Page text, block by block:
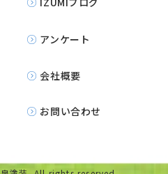
アンケート
会社概要
お問い合わせ